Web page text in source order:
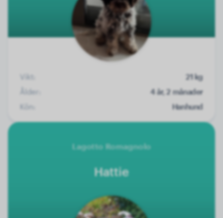
Vikt:
21 kg
Ålder:
4 år, 2 månader
Kön:
Hanhund
Lagotto Romagnolo
Hattie